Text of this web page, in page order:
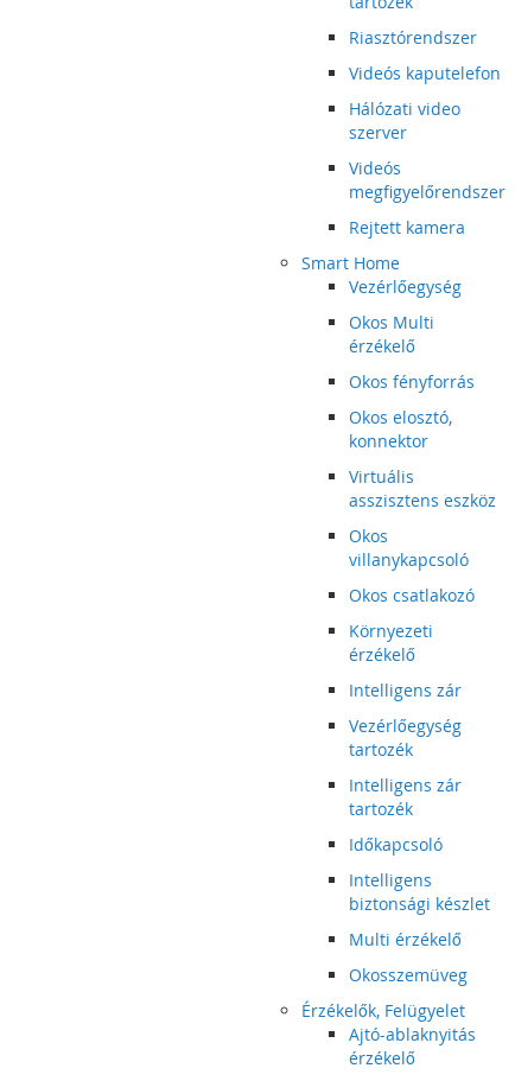
Riasztórendszer
Videós kaputelefon
Hálózati video
szerver
Videós
megfigyelőrendszer
Rejtett kamera
Smart Home
Vezérlőegység
Okos Multi
érzékelő
Okos fényforrás
Okos elosztó,
konnektor
Virtuális
asszisztens eszköz
Okos
villanykapcsoló
Okos csatlakozó
Környezeti
érzékelő
Intelligens zár
Vezérlőegység
tartozék
Intelligens zár
tartozék
Időkapcsoló
Intelligens
biztonsági készlet
Multi érzékelő
Okosszemüveg
Érzékelők, Felügyelet
Ajtó-ablaknyitás
érzékelő